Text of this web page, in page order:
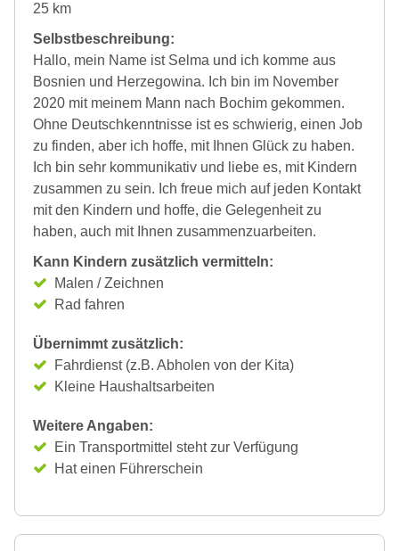
25 km
Selbstbeschreibung:
Hallo, mein Name ist Selma und ich komme aus
Bosnien und Herzegowina. Ich bin im November
2020 mit meinem Mann nach Bochim gekommen.
Ohne Deutschkenntnisse ist es schwierig, einen Job
zu finden, aber ich hoffe, mit Ihnen Glück zu haben.
Ich bin sehr kommunikativ und liebe es, mit Kindern
zusammen zu sein. Ich freue mich auf jeden Kontakt
mit den Kindern und hoffe, die Gelegenheit zu
haben, auch mit Ihnen zusammenzuarbeiten.
Kann Kindern zusätzlich vermitteln:
Malen / Zeichnen
Rad fahren
Übernimmt zusätzlich:
Fahrdienst (z.B. Abholen von der Kita)
Kleine Haushaltsarbeiten
Weitere Angaben:
Ein Transportmittel steht zur Verfügung
Hat einen Führerschein